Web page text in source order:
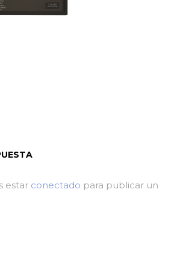
estar conectado para publicar un